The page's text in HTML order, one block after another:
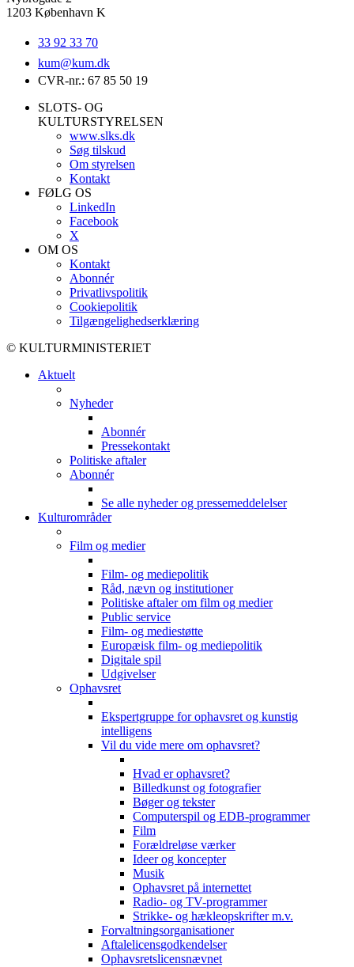
1203 København K
33 92 33 70
kum@kum.dk
CVR-nr.: 67 85 50 19
SLOTS- OG
KULTURSTYRELSEN
www.slks.dk
Søg tilskud
Om styrelsen
Kontakt
FØLG OS
LinkedIn
Facebook
X
OM OS
Kontakt
Abonnér
Privatlivspolitik
Cookiepolitik
Tilgængelighedserklæring
© KULTURMINISTERIET
Aktuelt
Nyheder
Abonnér
Pressekontakt
Politiske aftaler
Abonnér
Se alle nyheder og pressemeddelelser
Kulturområder
Film og medier
Film- og mediepolitik
Råd, nævn og institutioner
Politiske aftaler om film og medier
Public service
Film- og mediestøtte
Europæisk film- og mediepolitik
Digitale spil
Udgivelser
Ophavsret
Ekspertgruppe for ophavsret og kunstig
intelligens
Vil du vide mere om ophavsret?
Hvad er ophavsret?
Billedkunst og fotografier
Bøger og tekster
Computerspil og EDB-programmer
Film
Forældreløse værker
Ideer og koncepter
Musik
Ophavsret på internettet
Radio- og TV-programmer
Strikke- og hækleopskrifter m.v.
Forvaltningsorganisationer
Aftalelicensgodkendelser
Ophavsretslicensnævnet